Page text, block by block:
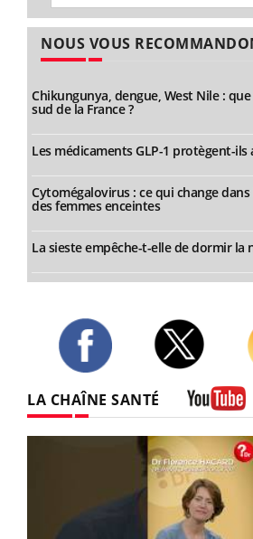
NOUS VOUS
Chikungunya, dengue, West Nile :
sud de la France ?
Les médicaments GLP-1 protègent-ils
Cytomégalovirus : ce qui change
des femmes enceintes
La sieste empêche-t-elle de dormir la
LA CHAÎNE SANTÉ